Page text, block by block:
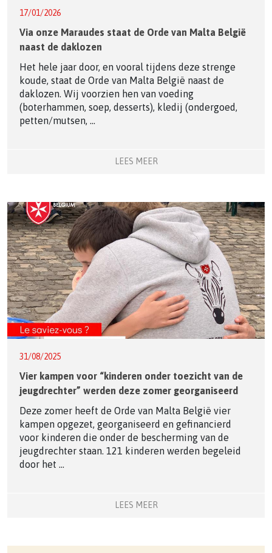
17/01/2026
Via onze Maraudes staat de Orde van Malta België
naast de daklozen
Het hele jaar door, en vooral tijdens deze strenge
koude, staat de Orde van Malta België naast de
daklozen. Wij voorzien hen van voeding
(boterhammen, soep, desserts), kledij (ondergoed,
petten/mutsen, ...
LEES MEER
31/08/2025
Vier kampen voor “kinderen onder toezicht van de
jeugdrechter” werden deze zomer georganiseerd
Deze zomer heeft de Orde van Malta België vier
kampen opgezet, georganiseerd en gefinancierd
voor kinderen die onder de bescherming van de
jeugdrechter staan. 121 kinderen werden begeleid
door het ...
LEES MEER